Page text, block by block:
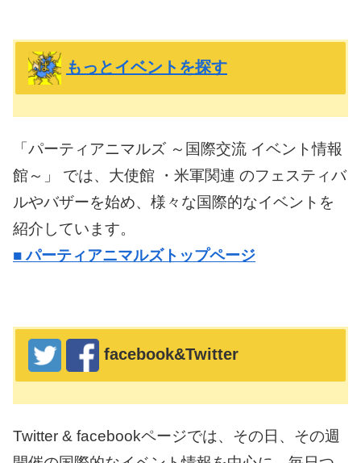
もっとイベントを探す
「パーティアニマルズ ～国際交流 イベント情報
館～」 では、大使館 ・米軍関連 のフェスティバ
ルやバザーを始め、様々な国際的なイベントを
紹介しています。
■パーティアニマルズトップページ
facebook&Twitter
Twitter & facebookページでは、その日、その週